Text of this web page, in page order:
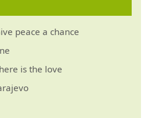
peace a chance
is the love